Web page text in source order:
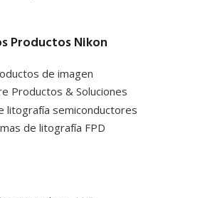
Productos Nikon
de imagen
Productos & Soluciones
litografía semiconductores
de litografía FPD